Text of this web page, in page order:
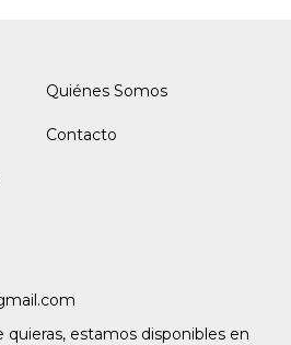
Quiénes Somos
Contacto
estamos disponibles en